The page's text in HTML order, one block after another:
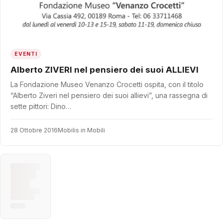
EVENTI
Alberto ZIVERI nel pensiero dei suoi ALLIEVI
La Fondazione Museo Venanzo Crocetti ospita, con il titolo
“Alberto Ziveri nel pensiero dei suoi allievi”, una rassegna di
sette pittori: Dino…
28 Ottobre 2016Mobilis in Mobili